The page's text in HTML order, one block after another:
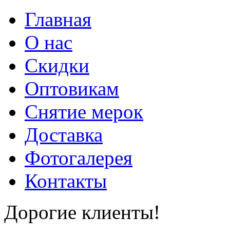
Главная
О нас
Скидки
Оптовикам
Снятие мерок
Доставка
Фотогалерея
Контакты
Дорогие клиенты!